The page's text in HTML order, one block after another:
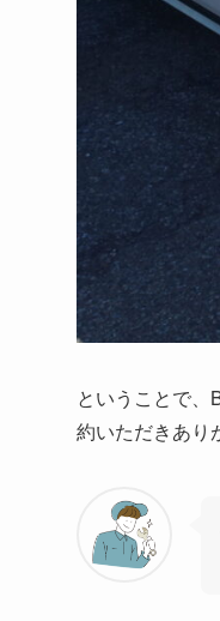
ということで
約いただきあり